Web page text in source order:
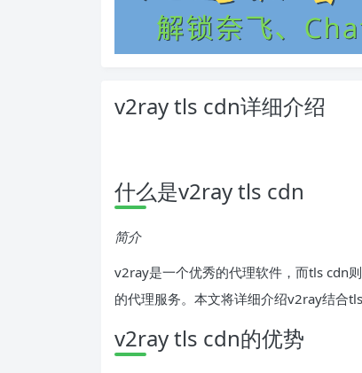
v2ray tls cdn详细介绍
什么是v2ray tls cdn
简介
v2ray是一个优秀的代理软件，而tls cdn
的代理服务。本文将详细介绍v2ray结合tls
v2ray tls cdn的优势